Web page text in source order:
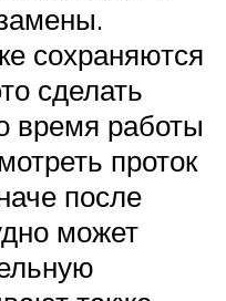
сохраняются
сделать
время работы
проток
после
может